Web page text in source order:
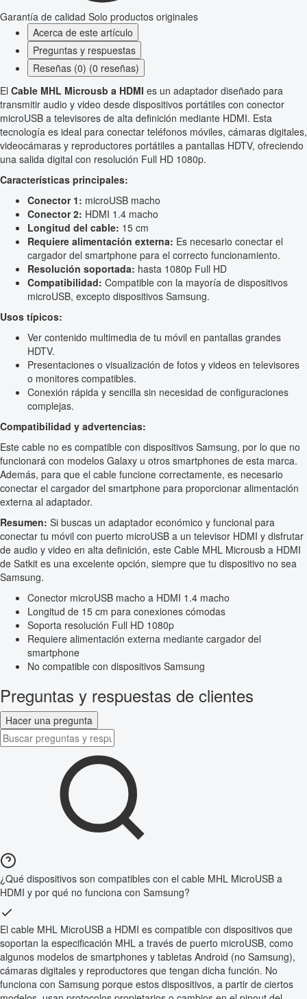
Garantía de calidad Solo productos originales
Acerca de este artículo
Preguntas y respuestas
Reseñas (0) (0 reseñas)
El Cable MHL Microusb a HDMI es un adaptador diseñado para
transmitir audio y video desde dispositivos portátiles con conector
microUSB a televisores de alta definición mediante HDMI. Esta
tecnología es ideal para conectar teléfonos móviles, cámaras digitales,
videocámaras y reproductores portátiles a pantallas HDTV, ofreciendo
una salida digital con resolución Full HD 1080p.
Características principales:
Conector 1: microUSB macho
Conector 2: HDMI 1.4 macho
Longitud del cable: 15 cm
Requiere alimentación externa: Es necesario conectar el
cargador del smartphone para el correcto funcionamiento.
Resolución soportada: hasta 1080p Full HD
Compatibilidad: Compatible con la mayoría de dispositivos
microUSB, excepto dispositivos Samsung.
Usos típicos:
Ver contenido multimedia de tu móvil en pantallas grandes
HDTV.
Presentaciones o visualización de fotos y videos en televisores
o monitores compatibles.
Conexión rápida y sencilla sin necesidad de configuraciones
complejas.
Compatibilidad y advertencias:
Este cable no es compatible con dispositivos Samsung, por lo que no
funcionará con modelos Galaxy u otros smartphones de esta marca.
Además, para que el cable funcione correctamente, es necesario
conectar el cargador del smartphone para proporcionar alimentación
externa al adaptador.
Resumen: Si buscas un adaptador económico y funcional para
conectar tu móvil con puerto microUSB a un televisor HDMI y disfrutar
de audio y video en alta definición, este Cable MHL Microusb a HDMI
de Satkit es una excelente opción, siempre que tu dispositivo no sea
Samsung.
Conector microUSB macho a HDMI 1.4 macho
Longitud de 15 cm para conexiones cómodas
Soporta resolución Full HD 1080p
Requiere alimentación externa mediante cargador del
smartphone
No compatible con dispositivos Samsung
Preguntas y respuestas de clientes
Hacer una pregunta
¿Qué dispositivos son compatibles con el cable MHL MicroUSB a
HDMI y por qué no funciona con Samsung?
El cable MHL MicroUSB a HDMI es compatible con dispositivos que
soportan la especificación MHL a través de puerto microUSB, como
algunos modelos de smartphones y tabletas Android (no Samsung),
cámaras digitales y reproductores que tengan dicha función. No
funciona con Samsung porque estos dispositivos, a partir de ciertos